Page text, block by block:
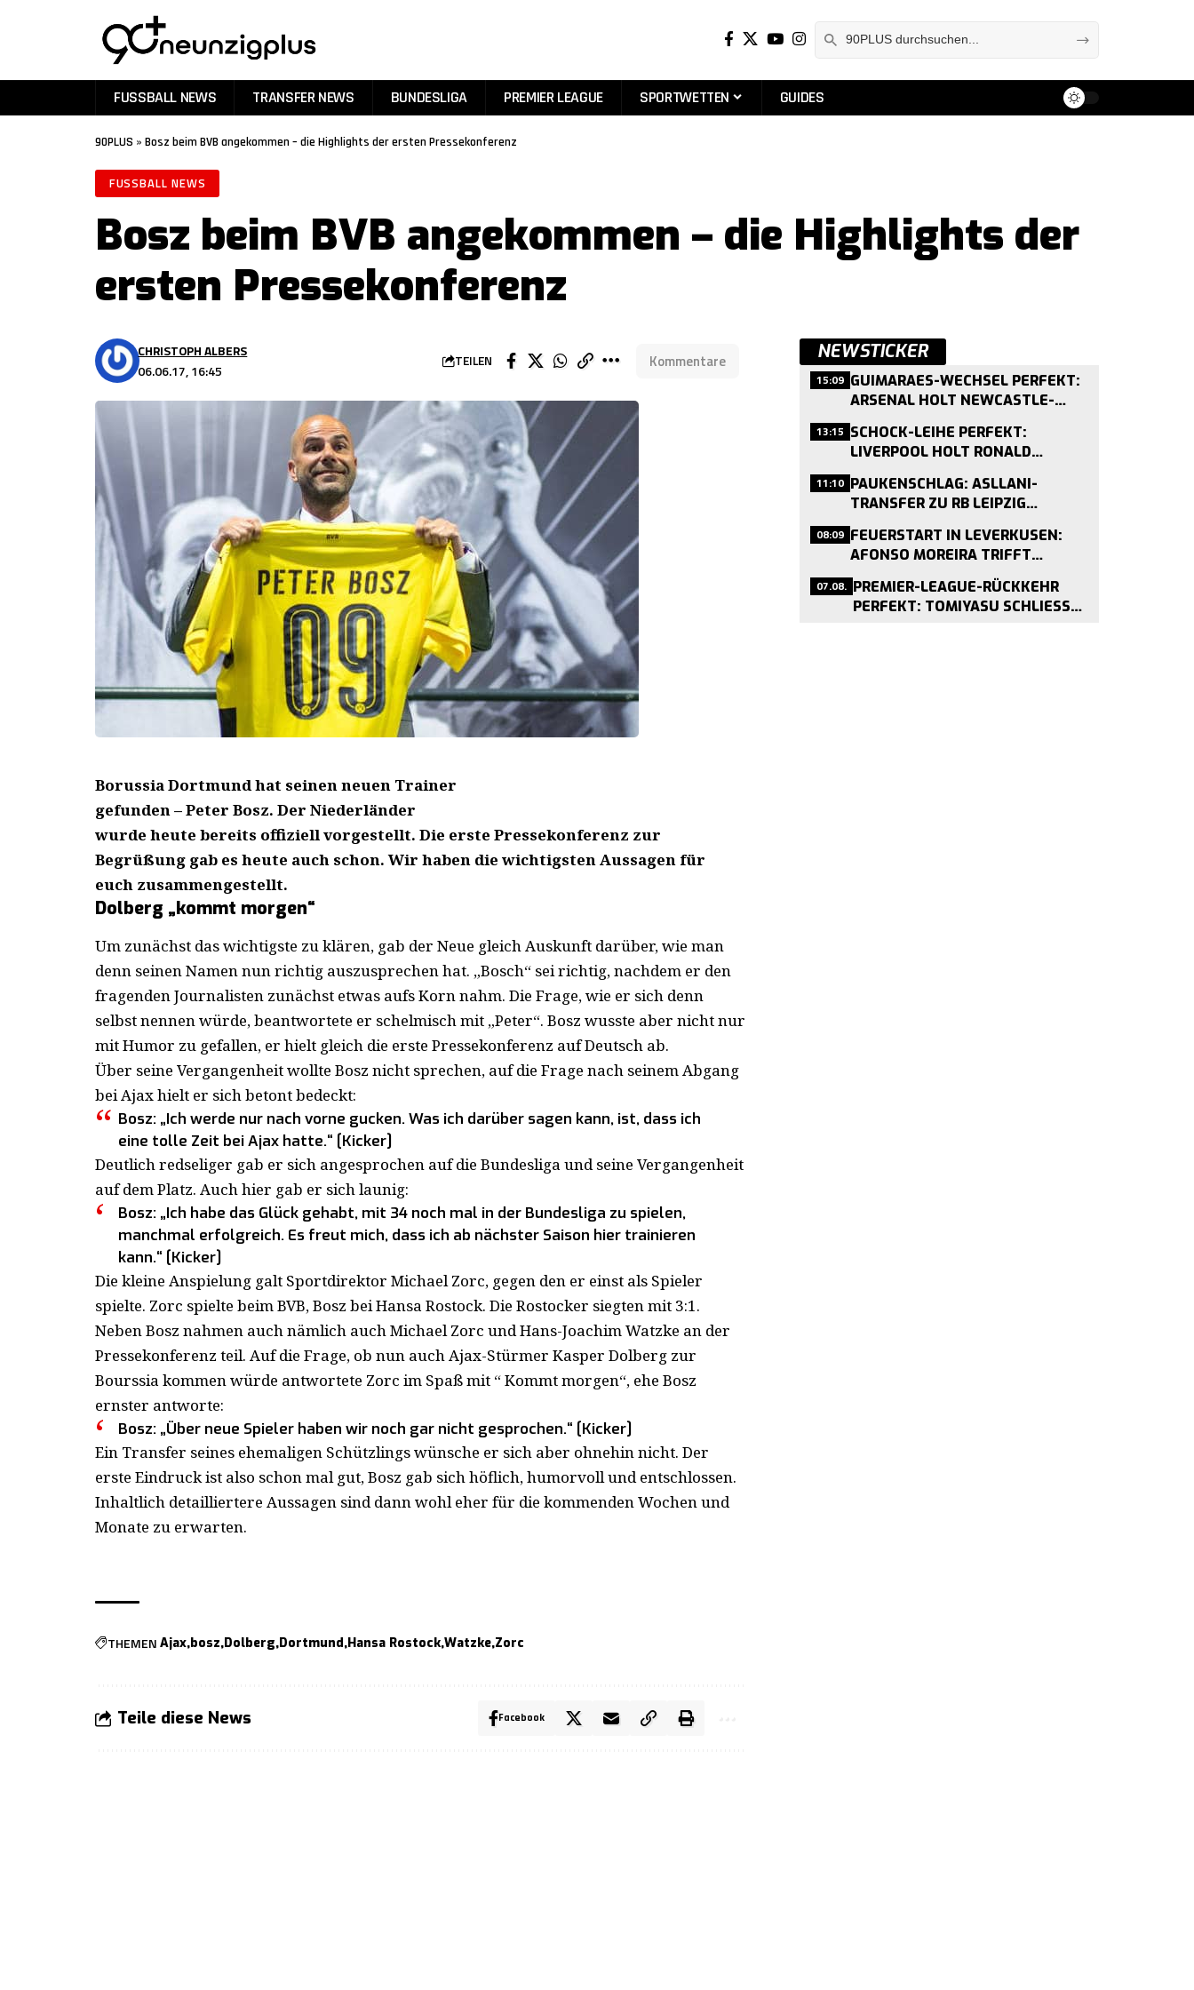
FUSSBALL NEWS TRANSFER NEWS BUNDESLIGA PREMIER LEAGUE SPORTWETTEN GUIDES
90PLUS » Bosz beim BVB angekommen – die Highlights der ersten Pressekonferenz
FUSSBALL NEWS
Bosz beim BVB angekommen – die Highlights der
ersten Pressekonferenz
06.06.17, 16:45
CHRISTOPH ALBERS
TEILEN Kommentare
Borussia Dortmund hat seinen neuen Trainer
gefunden – Peter Bosz. Der Niederländer
wurde heute bereits offiziell vorgestellt. Die erste Pressekonferenz zur
Begrüßung gab es heute auch schon. Wir haben die wichtigsten Aussagen für
euch zusammengestellt.
Dolberg „kommt morgen“
Um zunächst das wichtigste zu klären, gab der Neue gleich Auskunft darüber, wie man
denn seinen Namen nun richtig auszusprechen hat. „Bosch“ sei richtig, nachdem er den
fragenden Journalisten zunächst etwas aufs Korn nahm. Die Frage, wie er sich denn
selbst nennen würde, beantwortete er schelmisch mit „Peter“. Bosz wusste aber nicht nur
mit Humor zu gefallen, er hielt gleich die erste Pressekonferenz auf Deutsch ab.
Über seine Vergangenheit wollte Bosz nicht sprechen, auf die Frage nach seinem Abgang
bei Ajax hielt er sich betont bedeckt:
Bosz: „Ich werde nur nach vorne gucken. Was ich darüber sagen kann, ist, dass ich
eine tolle Zeit bei Ajax hatte.“ [Kicker]
Deutlich redseliger gab er sich angesprochen auf die Bundesliga und seine Vergangenheit
auf dem Platz. Auch hier gab er sich launig:
Bosz: „Ich habe das Glück gehabt, mit 34 noch mal in der Bundesliga zu spielen,
manchmal erfolgreich. Es freut mich, dass ich ab nächster Saison hier trainieren
kann.“ [Kicker]
Die kleine Anspielung galt Sportdirektor Michael Zorc, gegen den er einst als Spieler
spielte. Zorc spielte beim BVB, Bosz bei Hansa Rostock. Die Rostocker siegten mit 3:1.
Neben Bosz nahmen auch nämlich auch Michael Zorc und Hans-Joachim Watzke an der
Pressekonferenz teil. Auf die Frage, ob nun auch Ajax-Stürmer Kasper Dolberg zur
Bourssia kommen würde antwortete Zorc im Spaß mit “ Kommt morgen“, ehe Bosz
ernster antworte:
Bosz: „Über neue Spieler haben wir noch gar nicht gesprochen.“ [Kicker]
Ein Transfer seines ehemaligen Schützlings wünsche er sich aber ohnehin nicht. Der
erste Eindruck ist also schon mal gut, Bosz gab sich höflich, humorvoll und entschlossen.
Inhaltlich detailliertere Aussagen sind dann wohl eher für die kommenden Wochen und
Monate zu erwarten.
THEMEN Ajax bosz Dolberg Dortmund Hansa Rostock Watzke Zorc
Teile diese News Facebook
NEWSTICKER
15:09 GUIMARAES-WECHSEL PERFEKT:
ARSENAL HOLT NEWCASTLE-
PFUND
13:15 SCHOCK-LEIHE PERFEKT:
LIVERPOOL HOLT RONALD
MEDIZINCHECK HEUTE
11:10 PAUKENSCHLAG: ASLLANI-
TRANSFER ZU RB LEIPZIG
STOPPT WECHSEL
08:09 FEUERSTART IN LEVERKUSEN:
AFONSO MOREIRA TRIFFT
VIERMAL IN DREI TESTSPIELEN
07.08. PREMIER-LEAGUE-RÜCKKEHR
PERFEKT: TOMIYASU SCHLIESST S